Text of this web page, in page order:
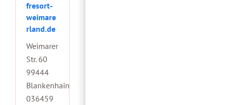
fresort-
weimare
rland.de
Weimarer
Str. 60
99444
Blankenhain
036459